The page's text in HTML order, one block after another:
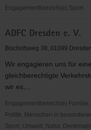
Engagementbereich(e) Sport
Rennrodel,
Skeleton
Bobsport
des
Dresdner
SC
1898
e.V.
ADFC Dresden e. V.
Bischofsweg 38, 01099
Wir engagieren uns für
gleichberechtigte
wir es,...
Engagementbereich(e)
Politik, Menschen in
Sport, Umwelt, Natur,